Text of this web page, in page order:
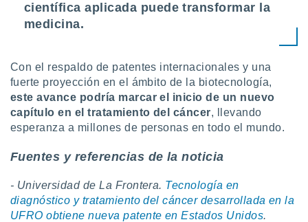
científica aplicada puede transformar la
medicina.
Con el respaldo de patentes internacionales y una
fuerte proyección en el ámbito de la biotecnología,
este avance podría marcar el inicio de un nuevo
capítulo en el tratamiento del cáncer, llevando
esperanza a millones de personas en todo el mundo.
Fuentes y referencias de la noticia
- Universidad de La Frontera. Tecnología en
diagnóstico y tratamiento del cáncer desarrollada en la
UFRO obtiene nueva patente en Estados Unidos.